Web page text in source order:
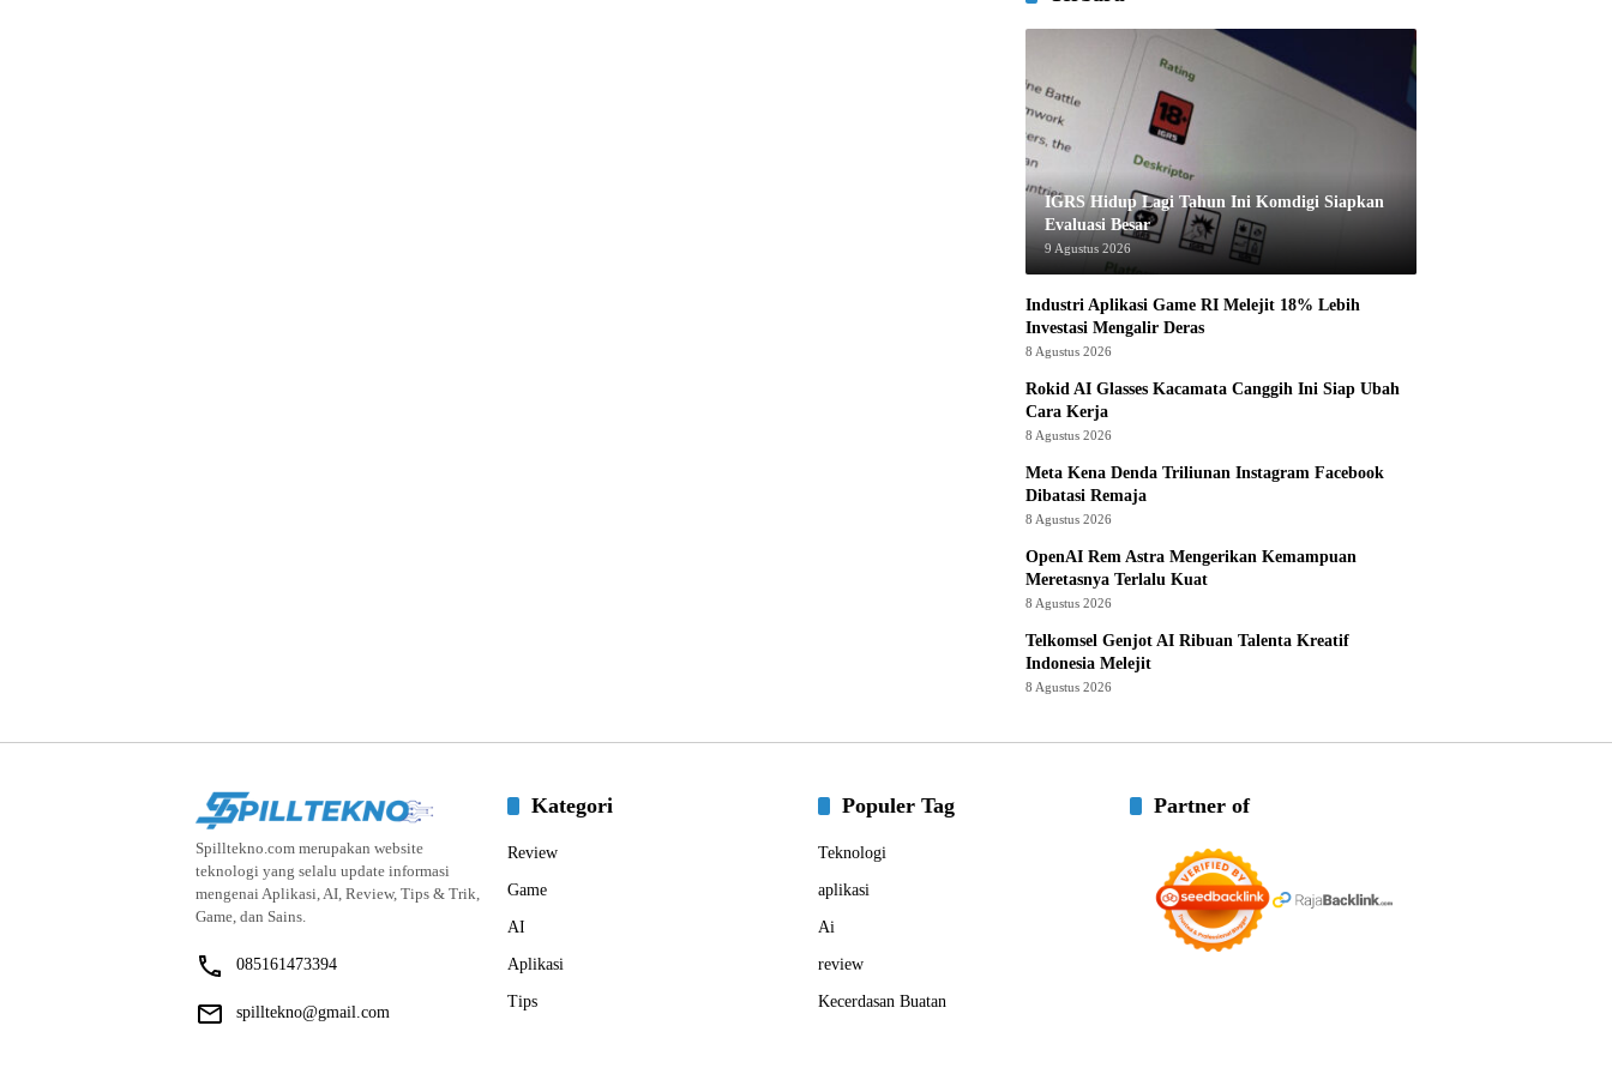
IGRS Hidup Lagi Tahun Ini Komdigi Siapkan
Evaluasi Besar
9 Agustus 2026
Industri Aplikasi Game RI Melejit 18% Lebih
Investasi Mengalir Deras
8 Agustus 2026
Rokid AI Glasses Kacamata Canggih Ini Siap Ubah
Cara Kerja
8 Agustus 2026
Meta Kena Denda Triliunan Instagram Facebook
Dibatasi Remaja
8 Agustus 2026
OpenAI Rem Astra Mengerikan Kemampuan
Meretasnya Terlalu Kuat
8 Agustus 2026
Telkomsel Genjot AI Ribuan Talenta Kreatif
Indonesia Melejit
8 Agustus 2026
Spilltekno.com merupakan website
teknologi yang selalu update informasi
mengenai Aplikasi, AI, Review, Tips & Trik,
Game, dan Sains.
085161473394
spilltekno@gmail.com
Kategori
Review
Game
AI
Aplikasi
Tips
Populer Tag
Teknologi
aplikasi
Ai
review
Kecerdasan Buatan
Partner of